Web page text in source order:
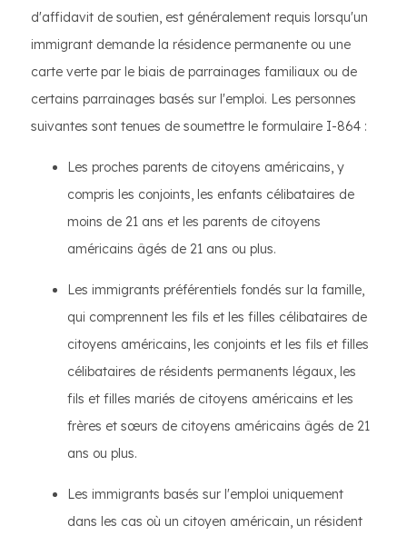
d'affidavit de soutien, est généralement requis lorsqu'un
immigrant demande la résidence permanente ou une
carte verte par le biais de parrainages familiaux ou de
certains parrainages basés sur l'emploi. Les personnes
suivantes sont tenues de soumettre le formulaire I-864 :
Les proches parents de citoyens américains, y
compris les conjoints, les enfants célibataires de
moins de 21 ans et les parents de citoyens
américains âgés de 21 ans ou plus.
Les immigrants préférentiels fondés sur la famille,
qui comprennent les fils et les filles célibataires de
citoyens américains, les conjoints et les fils et filles
célibataires de résidents permanents légaux, les
fils et filles mariés de citoyens américains et les
frères et sœurs de citoyens américains âgés de 21
ans ou plus.
Les immigrants basés sur l'emploi uniquement
dans les cas où un citoyen américain, un résident